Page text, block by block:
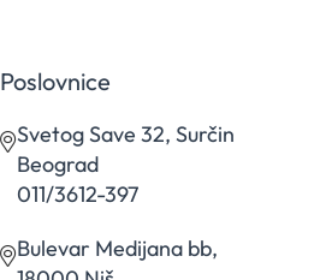
Poslovnice
Svetog Save 32, Surčin
Beograd
011/3612-397
Bulevar Medijana bb,